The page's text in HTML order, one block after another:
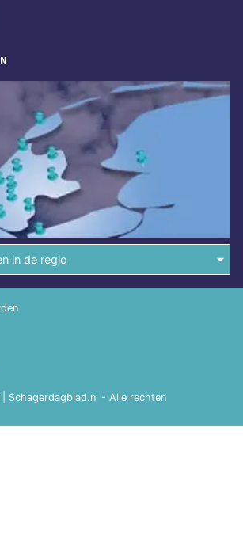
in de regio
Schagerdagblad.nl - Alle rechten